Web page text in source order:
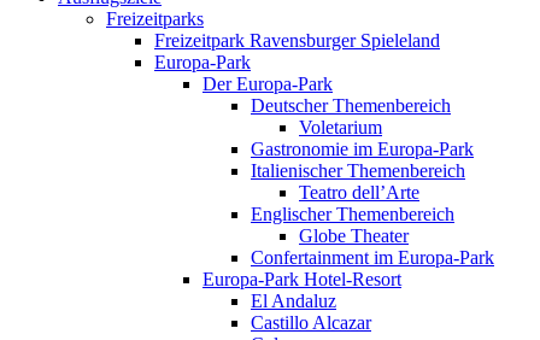
Freizeitparks
Freizeitpark Ravensburger Spieleland
Europa-Park
Der Europa-Park
Deutscher Themenbereich
Voletarium
Gastronomie im Europa-Park
Italienischer Themenbereich
Teatro dell’Arte
Englischer Themenbereich
Globe Theater
Confertainment im Europa-Park
Europa-Park Hotel-Resort
El Andaluz
Castillo Alcazar